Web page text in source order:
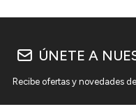
ÚNETE A
Recibe ofertas y novedades